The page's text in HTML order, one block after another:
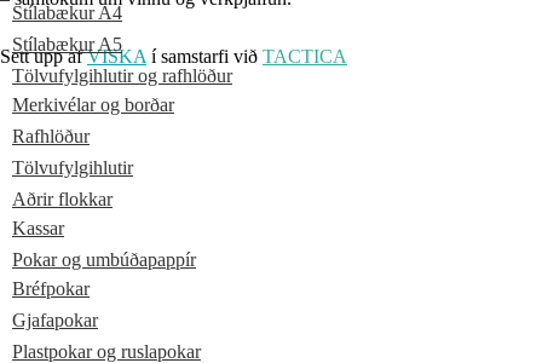
Stílabækur A4
Stílabækur A5
Tölvufylgihlutir og rafhlöður
Merkivélar og borðar
Rafhlöður
Tölvufylgihlutir
Aðrir flokkar
Kassar
Pokar og umbúðapappír
Bréfpokar
Gjafapokar
Plastpokar og ruslapokar
Sett upp afVISKA í samstarfi við TACTICA